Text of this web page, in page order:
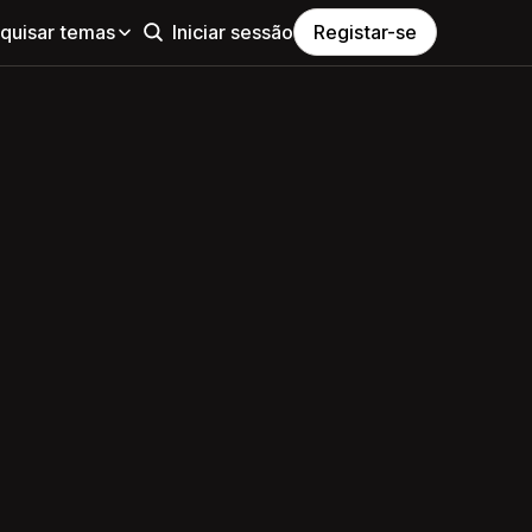
temas Iniciar sessão Registar-se